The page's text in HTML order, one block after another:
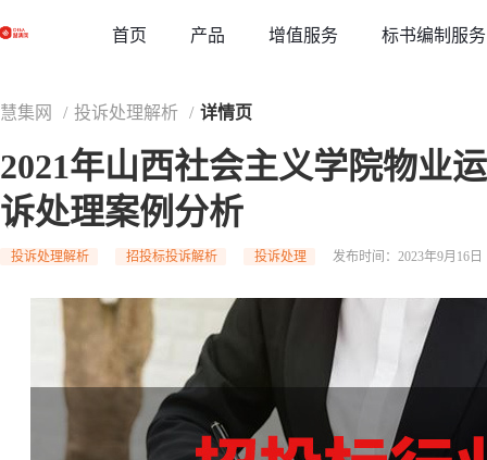
首页 产品 增值服务 标书编制服务
慧集网 / 投诉处理解析 / 详情页
2021年山西社会主义学院物业
诉处理案例分析
投诉处理解析 招投标投诉解析 投诉处理 发布时间：2023年9月16日